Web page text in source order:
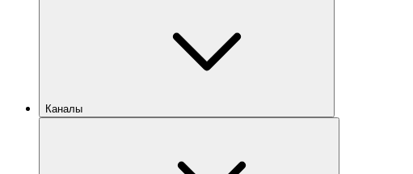
Каналы